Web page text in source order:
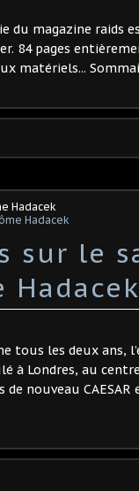
du magazine raids
84 pages
matériels...
Hadacek
Hadacek
sur le
tous les deux ans,
à Londres, au
nouveau CAESAR